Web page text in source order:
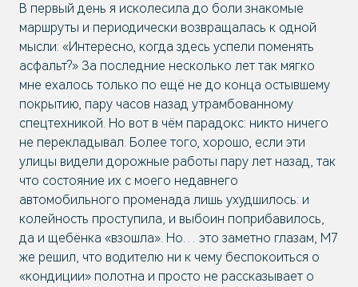
В первый день я исколесила до боли знакомые
маршруты и периодически возвращалась к одной
мысли: «Интересно, когда здесь успели поменять
асфальт?» За последние несколько лет так мягко
мне ехалось только по ещё не до конца остывшему
покрытию, пару часов назад утрамбованному
спецтехникой. Но вот в чём парадокс: никто ничего
не перекладывал. Более того, хорошо, если эти
улицы видели дорожные работы пару лет назад, так
что состояние их с моего недавнего
автомобильного променада лишь ухудшилось: и
колейность проступила, и выбоин поприбавилось,
да и щебёнка «взошла». Но… это заметно глазам, М7
же решил, что водителю ни к чему беспокоиться о
«кондиции» полотна и просто не рассказывает о